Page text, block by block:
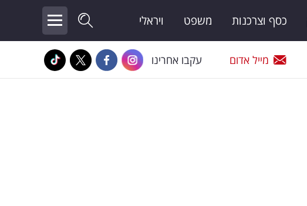
כסף וצרכנות משפט ויראלי
מייל אדום עקבו אחרינו